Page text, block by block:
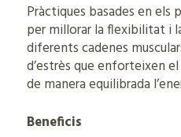
Pràctiques basades en
per millorar la flexibilitat i
diferents cadenes
d’estrès que enforteixen
de manera equilibrada
Beneficis